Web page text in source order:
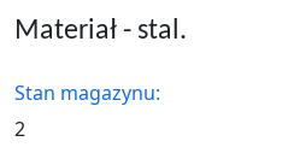
Materiał - stal.
Stan magazynu:
2